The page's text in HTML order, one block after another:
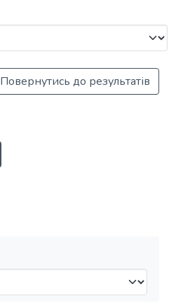
Повернутись до результатів